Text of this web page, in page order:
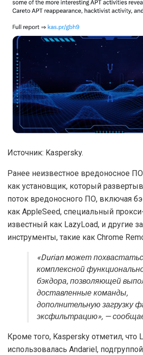
Источник: Kaspersky.
Ранее неизвестное вредоносное
как установщик, который
поток вредоносного ПО, включая
как AppleSeed, специальный
известный как LazyLoad, и другие
инструменты, такие как Chrome
«Durian может
комплексной
бэкдора, позволяющей
доставленные команды,
дополнительную загрузку
эксфильтрацию», —
Кроме того, Kaspersky отметил, что
использовалась Andariel,